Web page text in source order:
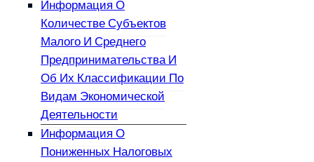
Информация О
Количестве Субъектов
Малого И Среднего
Предпринимательства И
Об Их Классификации По
Видам Экономической
Деятельности
Информация О
Пониженных Налоговых